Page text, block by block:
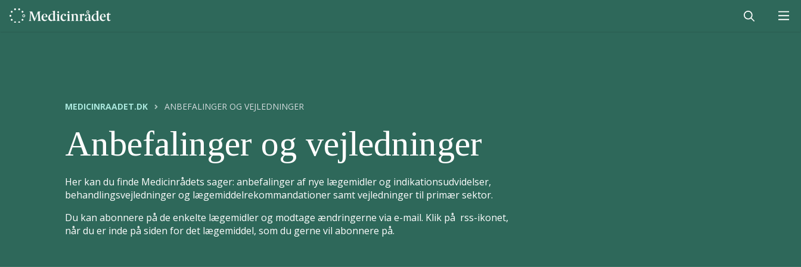
MEDICINRAADET.DK ANBEFALINGER OG VEJLEDNINGER
Anbefalinger og vejledninger
Her kan du finde Medicinrådets sager: anbefalinger af nye lægemidler og indikationsudvidelser,
behandlingsvejledninger og lægemiddelrekommandationer samt vejledninger til primær sektor.
Du kan abonnere på de enkelte lægemidler og modtage ændringerne via e-mail. Klik på rss-ikonet,
når du er inde på siden for det lægemiddel, som du gerne vil abonnere på.